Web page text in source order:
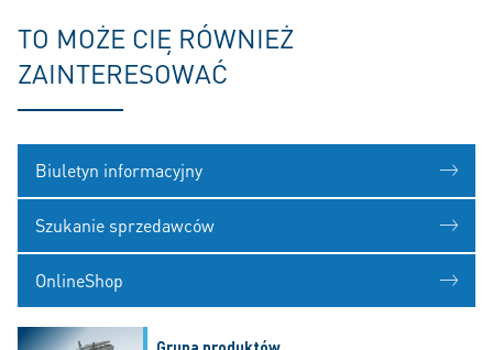
TO MOŻE CIĘ RÓWNIEŻ
ZAINTERESOWAĆ
Biuletyn informacyjny
Szukanie sprzedawców
OnlineShop